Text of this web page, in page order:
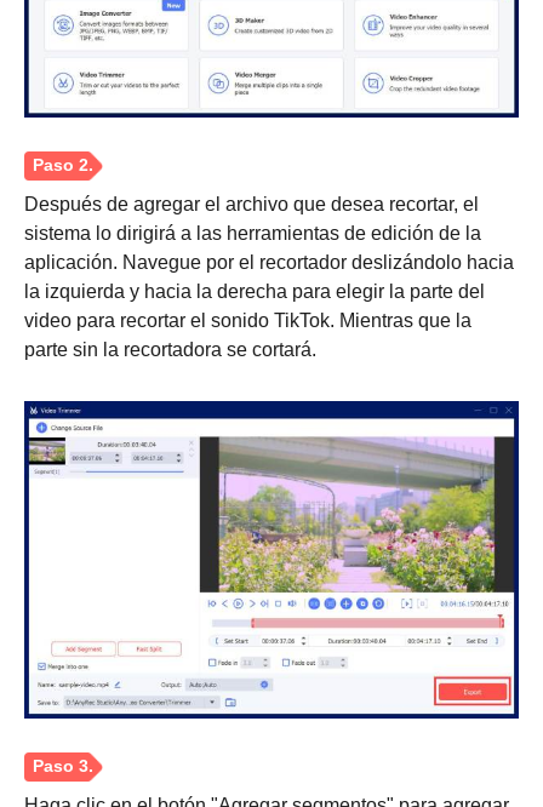
Después de agregar el archivo que desea recortar, el
sistema lo dirigirá a las herramientas de edición de la
aplicación. Navegue por el recortador deslizándolo hacia
la izquierda y hacia la derecha para elegir la parte del
video para recortar el sonido TikTok. Mientras que la
parte sin la recortadora se cortará.